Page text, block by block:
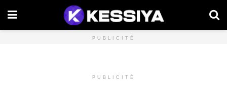
PUBLICITÉ
PUBLICITÉ